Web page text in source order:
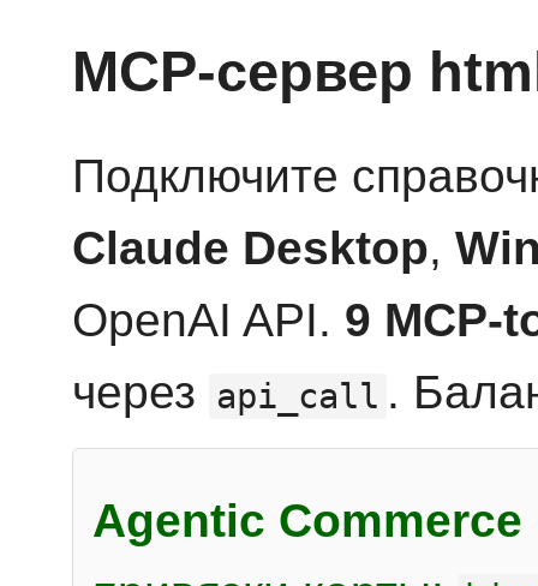
MCP-сервер
Подключите
Claude Desktop,
OpenAI API. 9 MCP-
через api_call .
Agentic Commerce